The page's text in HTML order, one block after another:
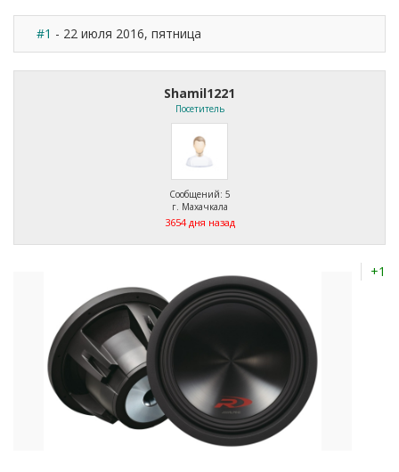
#1 - 22 июля 2016, пятница
Shamil1221
Посетитель
Сообщений: 5
г. Махачкала
3654 дня назад
+1